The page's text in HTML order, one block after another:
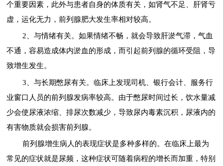
个重要因素，此外与患者自身的体质有关，如肾气不足、肝肾亏
虚，运化无力，前列腺肥大发生率相对较高。
2、与情绪有关。如果情绪不畅，就会导致肝淤气滞，气血
不通，容易造成体内淤血的形成，而引起前列腺的循环受阻，导
致增生发生。
3、与长期憋尿有关。临床上发现司机、银行会计、服务行
业窗口人员的前列腺发病率较高。由于憋尿时间过长，饮水量减
少会使尿液浓缩、排尿次数减少，导致尿内毒素沉积，尿液内的
有害物质就会损害前列腺。
前列腺增生病人的表现症状是多种多样的。在临床上最为
常见的症状就是尿频，这种症状可随着病程的增长而加重，特别